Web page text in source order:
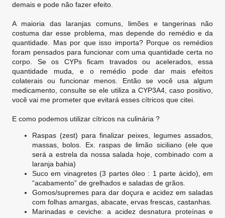
demais e pode não fazer efeito.
A maioria das laranjas comuns, limões e tangerinas não
costuma dar esse problema, mas depende do remédio e da
quantidade. Mas por que isso importa? Porque os remédios
foram pensados para funcionar com uma quantidade certa no
corpo. Se os CYPs ficam travados ou acelerados, essa
quantidade muda, e o remédio pode dar mais efeitos
colaterais ou funcionar menos. Então se você usa algum
medicamento, consulte se ele utiliza a CYP3A4, caso positivo,
você vai me prometer que evitará esses cítricos que citei.
E como podemos utilizar cítricos na culinária ?
Raspas (zest) para finalizar peixes, legumes assados,
massas, bolos. Ex. raspas de limão siciliano (ele que
será a estrela da nossa salada hoje, combinado com a
laranja bahia)
Suco em vinagretes (3 partes óleo : 1 parte ácido), em
“acabamento” de grelhados e saladas de grãos.
Gomos/supremes para dar doçura e acidez em saladas
com folhas amargas, abacate, ervas frescas, castanhas.
Marinadas e ceviche: a acidez desnatura proteínas e